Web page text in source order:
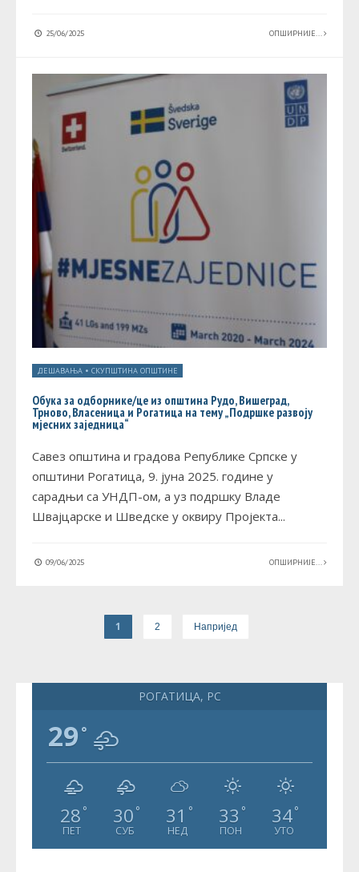
25/06/2025 ОПШИРНИЈЕ...
ДЕШАВАЊА • СКУПШТИНА ОПШТИНЕ
Обука за одборнике/це из општина Рудо, Вишеград,
Трново, Власеница и Рогатица на тему „Подршке развоју
мјесних заједница“
Савез општина и градова Републике Српске у
општини Рогатица, 9. јуна 2025. године у
сарадњи са УНДП-ом, а уз подршку Владе
Швајцарске и Шведске у оквиру Пројекта...
09/06/2025 ОПШИРНИЈЕ...
1 2 Напријед
РОГАТИЦА, РС
29 °
28 °
ПЕТ
30 °
СУБ
31 °
НЕД
33 °
ПОН
34°
УТО